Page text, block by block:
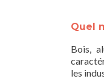
Quel
Bois,
les